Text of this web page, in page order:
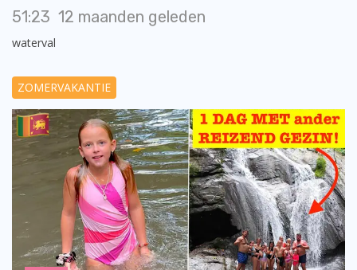
51:23 12 maanden geleden
waterval
ZOMERVAKANTIE